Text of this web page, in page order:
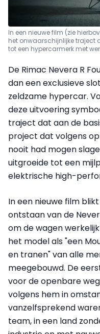
In een nieuwe film (zie
het onwaarschijnlijke traject
tot een hypercarmerk met
De Rimac Nevera R
dan een exclusieve
zeldzame hypercar.
deze uitvoering
traject dat aan de
project dat volgens
nooit had mogen
uitgroeide tot een
elektrische high-
In een nieuwe film
ontstaan van de
om de wagen
het model als "een
en tranen" van alle
meegebouwd. De
voor de openbare
volgens hem in
vanzelfsprekend
team, in een land